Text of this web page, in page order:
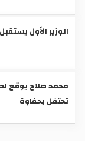
الوزير الأول
محمد صلاح يوقع
تحتفل بحفاوة